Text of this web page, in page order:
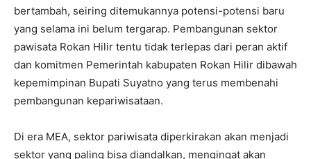
bertambah, seiring ditemukannya potensi-potensi baru
yang selama ini belum tergarap. Pembangunan sektor
pawisata Rokan Hilir tentu tidak terlepas dari peran aktif
dan komitmen Pemerintah kabupaten Rokan Hilir dibawah
kepemimpinan Bupati Suyatno yang terus membenahi
pembangunan kepariwisataan.
Di era MEA, sektor pariwisata diperkirakan akan menjadi
sektor yang paling bisa diandalkan, mengingat akan